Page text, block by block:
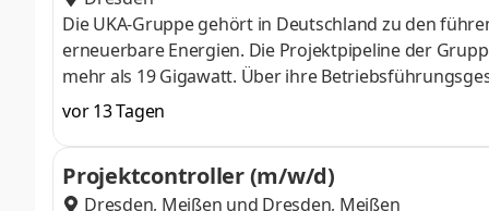
Projektabschluss voranzubringen. Dabei s
Die UKA-Gruppe gehört in Deutschland zu den
erneuerbare Energien. Die Projektpipeline der
mehr als 19 Gigawatt. Über ihre
hinaus die Betriebsführung für Wind- und PV-Parks.
Umsetzung der Energiewende arbeiten. Hierfür
Dich als Werkstudent Marketing / Kommunikation
Erstellung von Kommunikationsstrategien und
vor 13 Tagen
Projektcontroller (m/w/d)
Dresden, Meißen und Dresden, Meißen